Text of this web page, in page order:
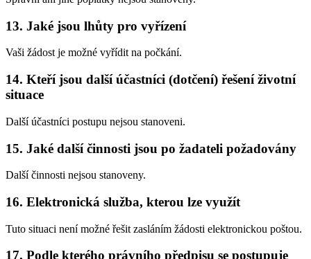
13. Jaké jsou lhůty pro vyřízení
Vaši žádost je možné vyřídit na počkání.
14. Kteří jsou další účastníci (dotčení) řešení životní
situace
Další účastníci postupu nejsou stanoveni.
15. Jaké další činnosti jsou po žadateli požadovány
Další činnosti nejsou stanoveny.
16. Elektronická služba, kterou lze využít
Tuto situaci není možné řešit zasláním žádosti elektronickou poštou.
17. Podle kterého právního předpisu se postupuje